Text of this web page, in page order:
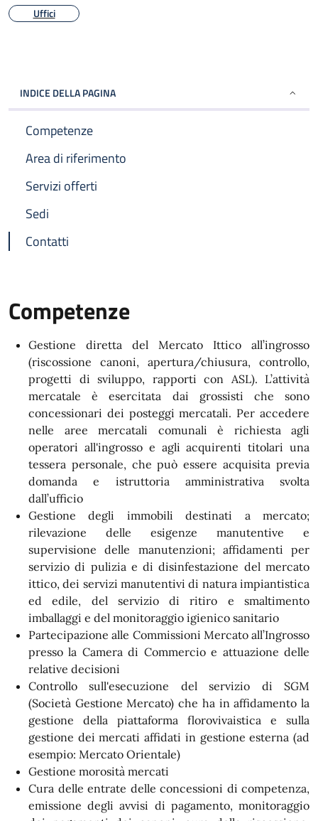
Uffici
INDICE DELLA PAGINA
Competenze
Area di riferimento
Servizi offerti
Sedi
Contatti
Competenze
Gestione diretta del Mercato Ittico all’ingrosso
(riscossione canoni, apertura/chiusura, controllo,
progetti di sviluppo, rapporti con ASL). L’attività
mercatale è esercitata dai grossisti che sono
concessionari dei posteggi mercatali. Per accedere
nelle aree mercatali comunali è richiesta agli
operatori all'ingrosso e agli acquirenti titolari una
tessera personale, che può essere acquisita previa
domanda e istruttoria amministrativa svolta
dall’ufficio
Gestione degli immobili destinati a mercato;
rilevazione delle esigenze manutentive e
supervisione delle manutenzioni; affidamenti per
servizio di pulizia e di disinfestazione del mercato
ittico, dei servizi manutentivi di natura impiantistica
ed edile, del servizio di ritiro e smaltimento
imballaggi e del monitoraggio igienico sanitario
Partecipazione alle Commissioni Mercato all’Ingrosso
presso la Camera di Commercio e attuazione delle
relative decisioni
Controllo sull'esecuzione del servizio di SGM
(Società Gestione Mercato) che ha in affidamento la
gestione della piattaforma florovivaistica e sulla
gestione dei mercati affidati in gestione esterna (ad
esempio: Mercato Orientale)
Gestione morosità mercati
Cura delle entrate delle concessioni di competenza,
emissione degli avvisi di pagamento, monitoraggio